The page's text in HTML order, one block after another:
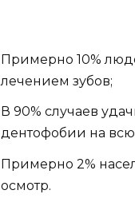
Примерно 10%
лечением зубов;
В 90% случаев
дентофобии на
Примерно 2%
осмотр.